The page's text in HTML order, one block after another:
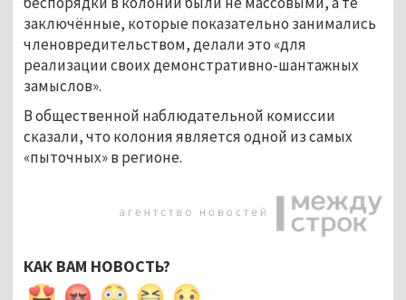
заключённые, которые показательно занимались
членовредительством, делали это «для
реализации своих демонстративно-шантажных
замыслов».
В общественной наблюдательной комиссии
сказали, что колония является одной из самых
«пыточных» в регионе.
КАК ВАМ НОВОСТЬ?